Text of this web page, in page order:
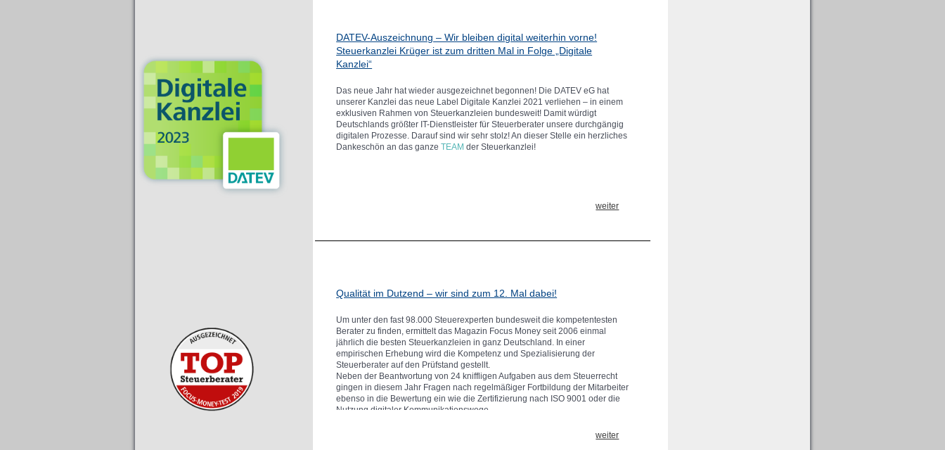
anbieten wie unseren Steuerfahrplan, Controlling oder Kostenrechnung. Da
wir alle genannten Anforderungen erfüllen, wurden wir erneut als TOP
Steuerberater ausgezeichnet – als eine von nur drei Kanzleien in Augsburg!
Die Steuerkanzlei Krüger gehört damit seit 2006 schon zum 16. Mal zu den
Top Steuerberatern in Deutschland. Das zeigt: wir lassen nicht locker! Und
auf keinen Fall ruhen wir uns auf unseren Lorbeeren aus.
DATEV-Auszeichnung – Wir bleiben digital weiterhin vorne!
Steuerkanzlei Krüger ist zum dritten Mal in Folge „Digitale
Kanzlei“
Das neue Jahr hat wieder ausgezeichnet begonnen! Die DATEV eG hat
unserer Kanzlei das neue Label Digitale Kanzlei 2021 verliehen – in einem
exklusiven Rahmen von Steuerkanzleien bundesweit! Damit würdigt
Deutschlands größter IT-Dienstleister für Steuerberater unsere durchgängig
digitalen Prozesse. Darauf sind wir sehr stolz! An dieser Stelle ein herzliches
Dankeschön an das ganzeTEAM der Steuerkanzlei!
Steuerkanzleien in Deutschland zugreifen und so sehr genau einschätzen,
heute für die Herausforderungen von morgen bestens aufgestellt.
konsequent weiterzugehen und nicht locker zu lassen. Wir entwickeln uns
schneller und komfortabler zu gestalten. Im Sinne unseres Mottos: Wir
kümmern uns!
weiter
Qualität im Dutzend – wir sind zum 12. Mal dabei!
Um unter den fast 98.000 Steuerexperten bundesweit die kompetentesten
Berater zu finden, ermittelt das Magazin Focus Money seit 2006 einmal
jährlich die besten Steuerkanzleien in ganz Deutschland. In einer
empirischen Erhebung wird die Kompetenz und Spezialisierung der
Steuerberater auf den Prüfstand gestellt.
Neben der Beantwortung von 24 kniffligen Aufgaben aus dem Steuerrecht
gingen in diesem Jahr Fragen nach regelmäßiger Fortbildung der Mitarbeiter
ebenso in die Bewertung ein wie die Zertifizierung nach ISO 9001 oder die
Nutzung digitaler Kommunikationswege.
von Focus Money gibt, schon zum 12. Mal zu den Top Steuerberatern in
weiter